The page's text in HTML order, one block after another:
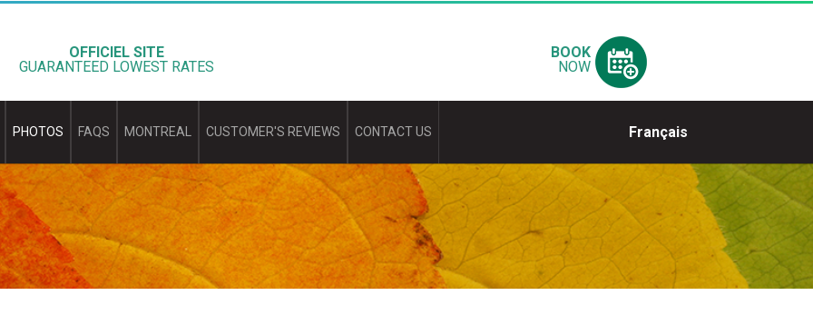
Français
BOOK
NOW
OFFICIEL SITE
GUARANTEED LOWEST RATES
PHOTOS FAQS MONTREAL CUSTOMER'S REVIEWS CONTACT US